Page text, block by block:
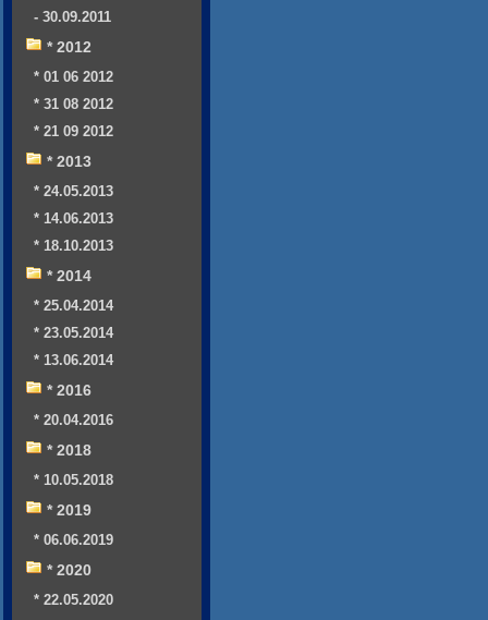
- 30.09.2011
* 2012
* 01 06 2012
* 31 08 2012
* 21 09 2012
* 2013
* 24.05.2013
* 14.06.2013
* 18.10.2013
* 2014
* 25.04.2014
* 23.05.2014
* 13.06.2014
* 2016
* 20.04.2016
* 2018
* 10.05.2018
* 2019
* 06.06.2019
* 2020
* 22.05.2020